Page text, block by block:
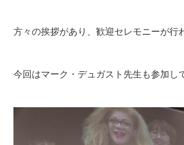
方々の挨拶があり、歓迎セレモニーが行
今回はマーク・デュガスト先生も参加し